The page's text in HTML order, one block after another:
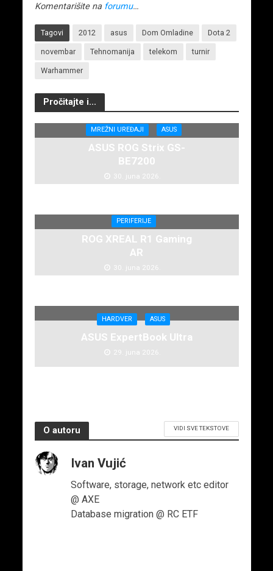
Komentarišite na forumu…
Tagovi 2012 asus Dom Omladine Dota 2
novembar Tehnomanija telekom turnir
Warhammer
Pročitajte i...
MREŽNI UREĐAJI ASUS
ASUS ROG Strix GS-
BE7200
30. juna 2026.
PERIFERIJE
ROG XREAL R1 Gaming
AR
30. juna 2026.
HARDVER ASUS
ASUS ExpertBook Ultra
29. juna 2026.
O autoru VIDI SVE TEKSTOVE
Ivan Vujić
Software, storage, network etc editor
@ AXE
Database migration @ RC ETF